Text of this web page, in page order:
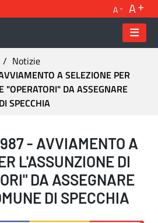
A A
Notizie
A SELEZIONE PER
"OPERATORI" DA ASSEGNARE
SPECCHIA
- AVVIAMENTO A
- AVVIAMENTO A
L'ASSUNZIONE DI
DA ASSEGNARE
DI SPECCHIA